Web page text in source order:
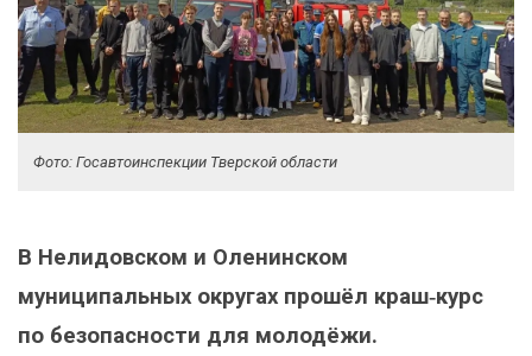
Фото: Госавтоинспекции Тверской области
В Нелидовском и Оленинском
муниципальных округах прошёл краш‑курс
по безопасности для молодёжи.